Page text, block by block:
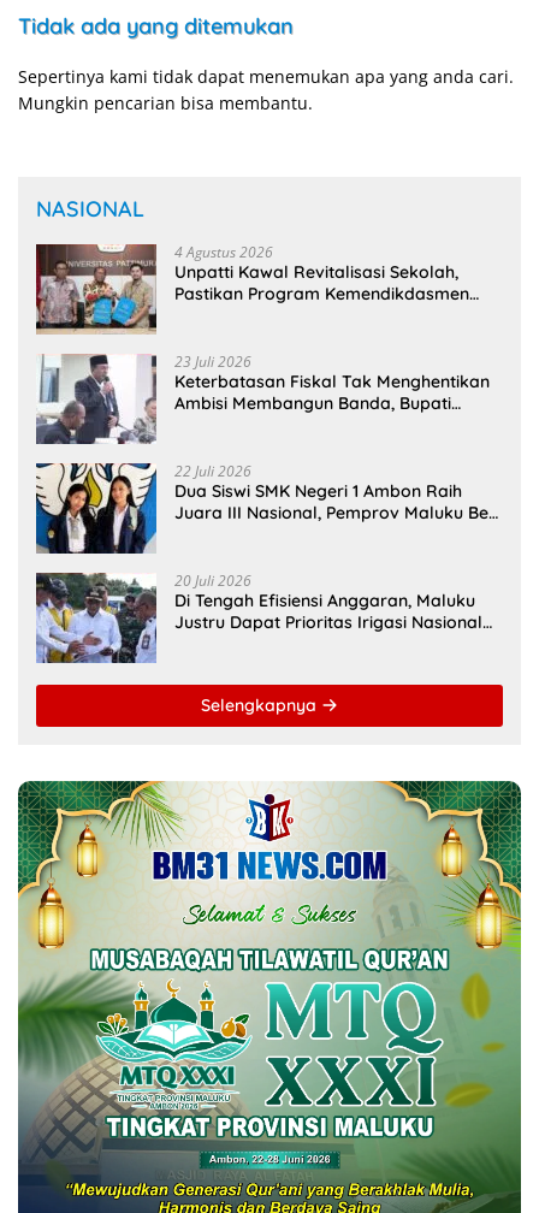
Tidak ada yang ditemukan
Sepertinya kami tidak dapat menemukan apa yang anda cari.
Mungkin pencarian bisa membantu.
NASIONAL
4 Agustus 2026
Unpatti Kawal Revitalisasi Sekolah,
Pastikan Program Kemendikdasmen
23 Juli 2026
Keterbatasan Fiskal Tak Menghentikan
Ambisi Membangun Banda, Bupati
22 Juli 2026
Dua Siswi SMK Negeri 1 Ambon Raih
Juara III Nasional, Pemprov Maluku Beri
20 Juli 2026
Di Tengah Efisiensi Anggaran, Maluku
Justru Dapat Prioritas Irigasi Nasional
Selengkapnya